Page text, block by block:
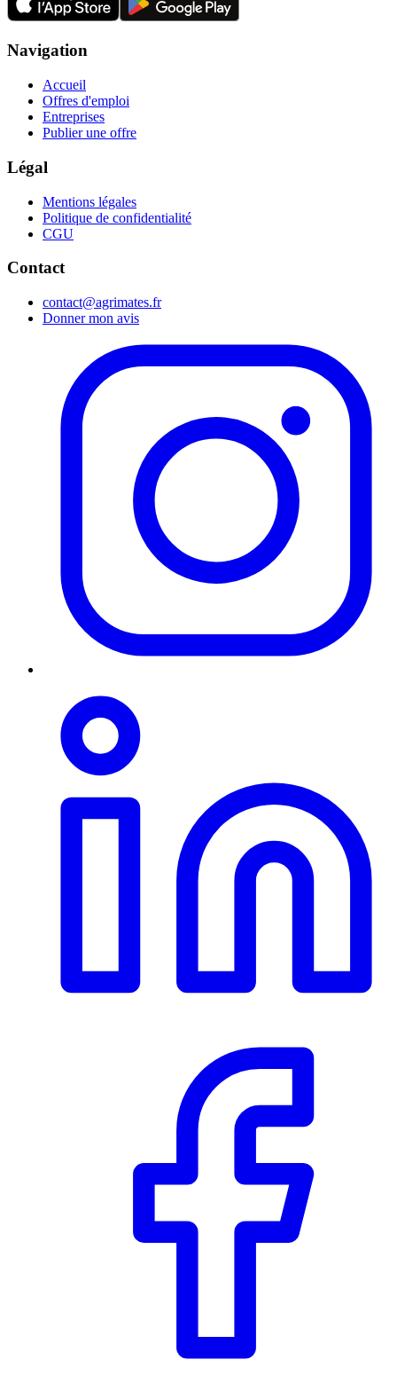
Navigation
Accueil
Offres d'emploi
Entreprises
Publier une offre
Légal
Mentions légales
Politique de confidentialité
CGU
Contact
contact@agrimates.fr
Donner mon avis